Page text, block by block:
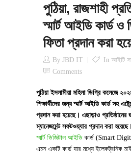
পুঠিয়া, রাজশাহী
স্মার্ট আইডি কার্ড ও
ফিতা প্রদান করা
By JBD IT In আইটি
Comments
পুঠিয়া ইসলামীয়া মহিলা ডিগ্রি কলেজে
শিক্ষার্থীদের জন্য স্মার্ট আইডি কার্ড সহ
প্রদান করা হয়েছে। এছাড়াও
ম্যানেজমেন্ট সফটওয়্যার প্রদান করা হয়েছে।
স্মার্ট ডিজিটাল আইডি কার্ড (Smart
এমন একটি কার্ড যার মধ্যে ইলেকট্রনিক